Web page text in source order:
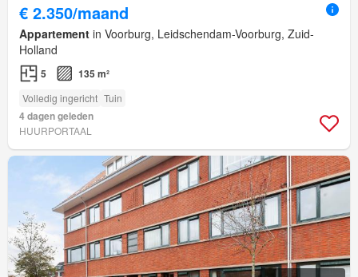
€ 2.350/maand
Appartement in Voorburg, Leidschendam-Voorburg, Zuid-
Holland
5 135 m²
Volledig ingericht Tuin
4 dagen geleden
HUURPORTAAL